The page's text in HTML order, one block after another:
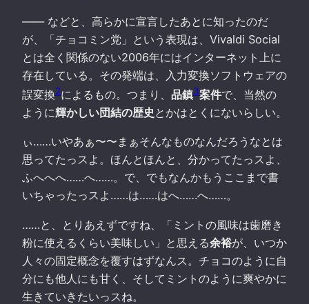
—— などと、高らかに宣言したあとに知ったのだ
が、「チョコミン党」という表現は、Vivaldi Social
とは全く関係のない2006年にはインターネット上に
存在している。その発端は、入力変換ソフトウェアの
誤変換2によるもの。つまり、 品鎮3案件で、当然の
ように輝かしい団結の歴史 とかはとくにないらしい。
ぃ……いやあぁ〜〜まぁそんなものなんだろうなとは
思ってたっスよ。ほんとほんと、分かってたっスよ、
ふへへへ……へ……。で、でもなんかもうここまで書
いちゃったっスよ……は……はへ……へ……。
……と、とりあえずですね、「ミントの風味は歯磨き
粉に使えるくらい美味しい」と思える余裕が、いつか
人々の固定概念を覆すはずなんス。チョコのように自
分にも他人にも甘く、そしてミントのように爽やかに
生きていきたいっスね。